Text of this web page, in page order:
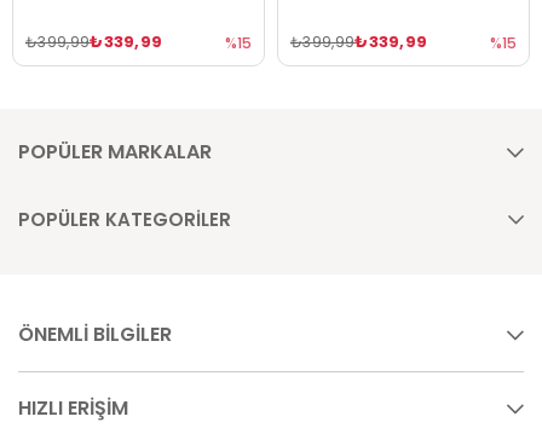
₺339,99
₺399,99 %15 ₺339,99
₺399,99 %15
POPÜLER MARKALAR
POPÜLER KATEGORİLER
ÖNEMLİ BİLGİLER
HIZLI ERİŞİM